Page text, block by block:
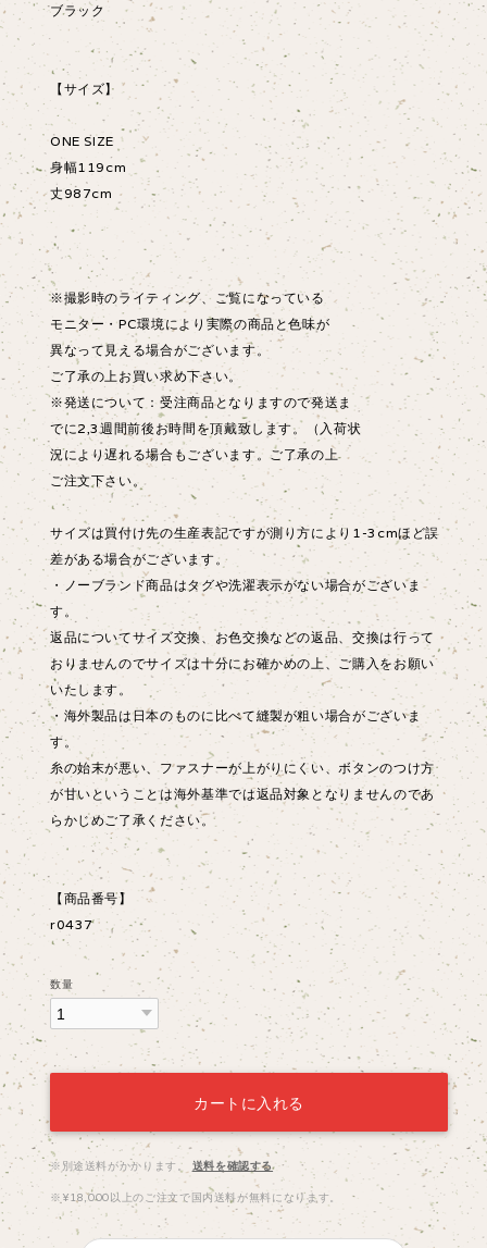
ブラック
【サイズ】
ONE SIZE
身幅119cm
丈987cm
※撮影時のライティング、ご覧になっている
モニター・PC環境により実際の商品と色味が
異なって見える場合がございます。
ご了承の上お買い求め下さい。
※発送について：受注商品となりますので発送ま
でに2,3週間前後お時間を頂戴致します。（入荷状
況により遅れる場合もございます。ご了承の上
ご注文下さい。
サイズは買付け先の生産表記ですが測り方により1-3cmほど誤
差がある場合がございます。
・ノーブランド商品はタグや洗濯表示がない場合がございま
す。
返品についてサイズ交換、お色交換などの返品、交換は行って
おりませんのでサイズは十分にお確かめの上、ご購入をお願い
いたします。
・海外製品は日本のものに比べて縫製が粗い場合がございま
す。
糸の始末が悪い、ファスナーが上がりにくい、ボタンのつけ方
が甘いということは海外基準では返品対象となりませんのであ
らかじめご了承ください。
【商品番号】
r0437
数量
カートに入れる
※別途送料がかかります。 送料を確認する
※¥18,000以上のご注文で国内送料が無料になります。